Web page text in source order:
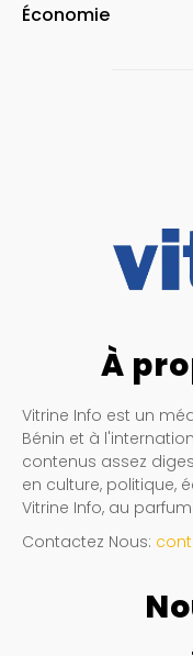
Économie
À
Vitrine Info est un
Bénin et à
contenus assez
en culture, politique,
Vitrine Info, au
Contactez Nous: